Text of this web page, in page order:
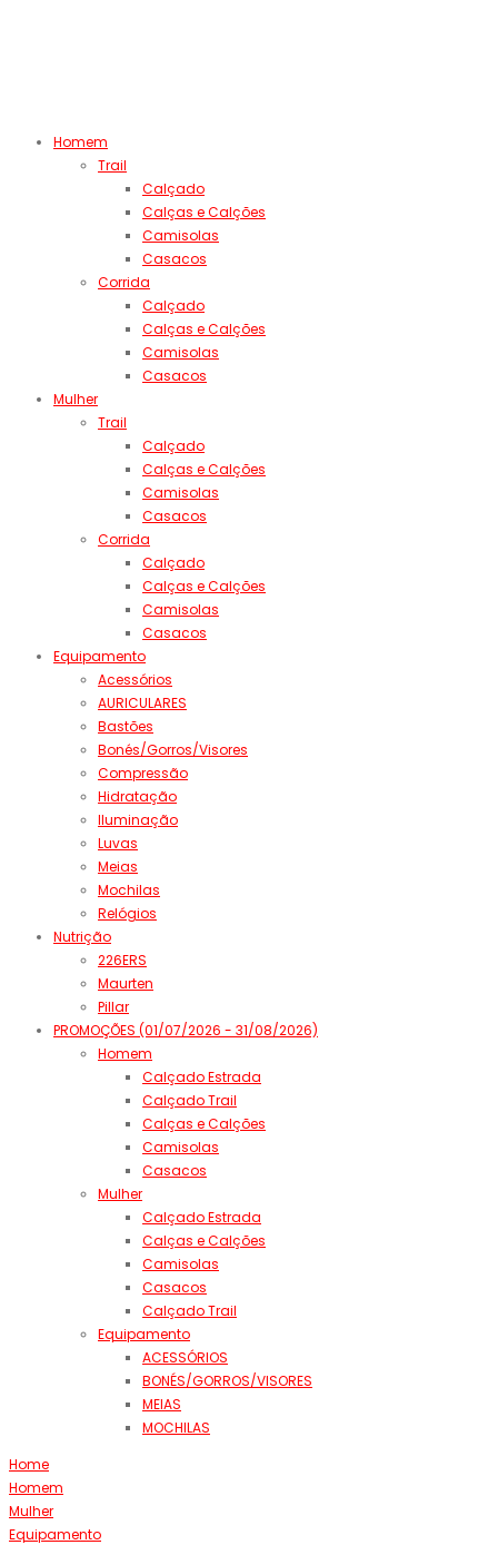
Homem
Trail
Calçado
Calças e Calções
Camisolas
Casacos
Corrida
Calçado
Calças e Calções
Camisolas
Casacos
Mulher
Trail
Calçado
Calças e Calções
Camisolas
Casacos
Corrida
Calçado
Calças e Calções
Camisolas
Casacos
Equipamento
Acessórios
AURICULARES
Bastões
Bonés/Gorros/Visores
Compressão
Hidratação
Iluminação
Luvas
Meias
Mochilas
Relógios
Nutrição
226ERS
Maurten
Pillar
PROMOÇÕES (01/07/2026 - 31/08/2026)
Homem
Calçado Estrada
Calçado Trail
Calças e Calções
Camisolas
Casacos
Mulher
Calçado Estrada
Calças e Calções
Camisolas
Casacos
Calçado Trail
Equipamento
ACESSÓRIOS
BONÉS/GORROS/VISORES
MEIAS
MOCHILAS
Home
Homem
Mulher
Equipamento